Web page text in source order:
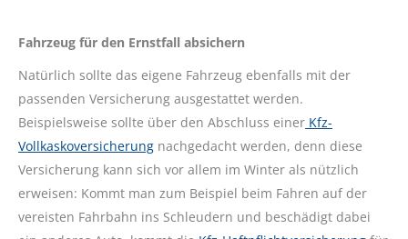
Fahrzeug für den Ernstfall absichern
Natürlich sollte das eigene Fahrzeug ebenfalls mit der
passenden Versicherung ausgestattet werden.
Beispielsweise sollte über den Abschluss einer Kfz-
Vollkaskoversicherung nachgedacht werden, denn diese
Versicherung kann sich vor allem im Winter als nützlich
erweisen: Kommt man zum Beispiel beim Fahren auf der
vereisten Fahrbahn ins Schleudern und beschädigt dabei